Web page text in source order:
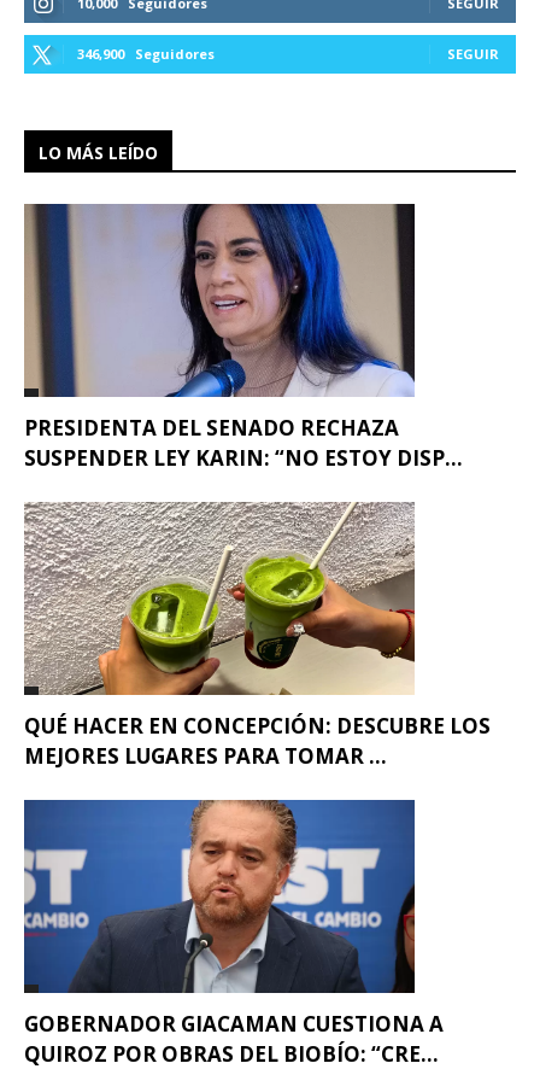
346,900 Seguidores SEGUIR
LO MÁS LEÍDO
PRESIDENTA DEL SENADO RECHAZA
SUSPENDER LEY KARIN: “NO ESTOY DISP...
QUÉ HACER EN CONCEPCIÓN: DESCUBRE LOS
MEJORES LUGARES PARA TOMAR ...
GOBERNADOR GIACAMAN CUESTIONA A
QUIROZ POR OBRAS DEL BIOBÍO: “CRE...